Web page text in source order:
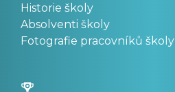
Historie školy
Absolventi školy
Fotografie pracovníků školy